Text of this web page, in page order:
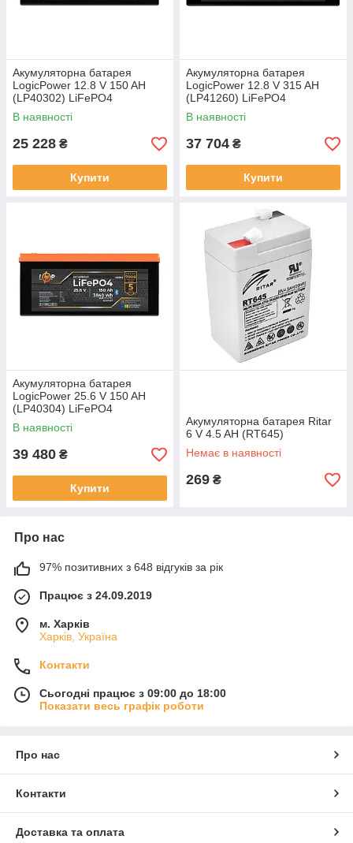
Акумуляторна батарея
LogicPower 12.8 V 150 AH
(LP40302) LiFePO4
В наявності
25 228 ₴
Купити
Акумуляторна батарея
LogicPower 12.8 V 315 AH
(LP41260) LiFePO4
В наявності
37 704 ₴
Купити
Акумуляторна батарея
LogicPower 25.6 V 150 AH
(LP40304) LiFePO4
В наявності
39 480 ₴
Купити
Акумуляторна батарея Ritar
6 V 4.5 AH (RT645)
Немає в наявності
269 ₴
Про нас
97% позитивних з 648 відгуків за рік
Працює з 24.09.2019
м. Харків
Харків, Україна
Контакти
Сьогодні працює з 09:00 до 18:00
Показати весь графік роботи
Про нас
Контакти
Доставка та оплата